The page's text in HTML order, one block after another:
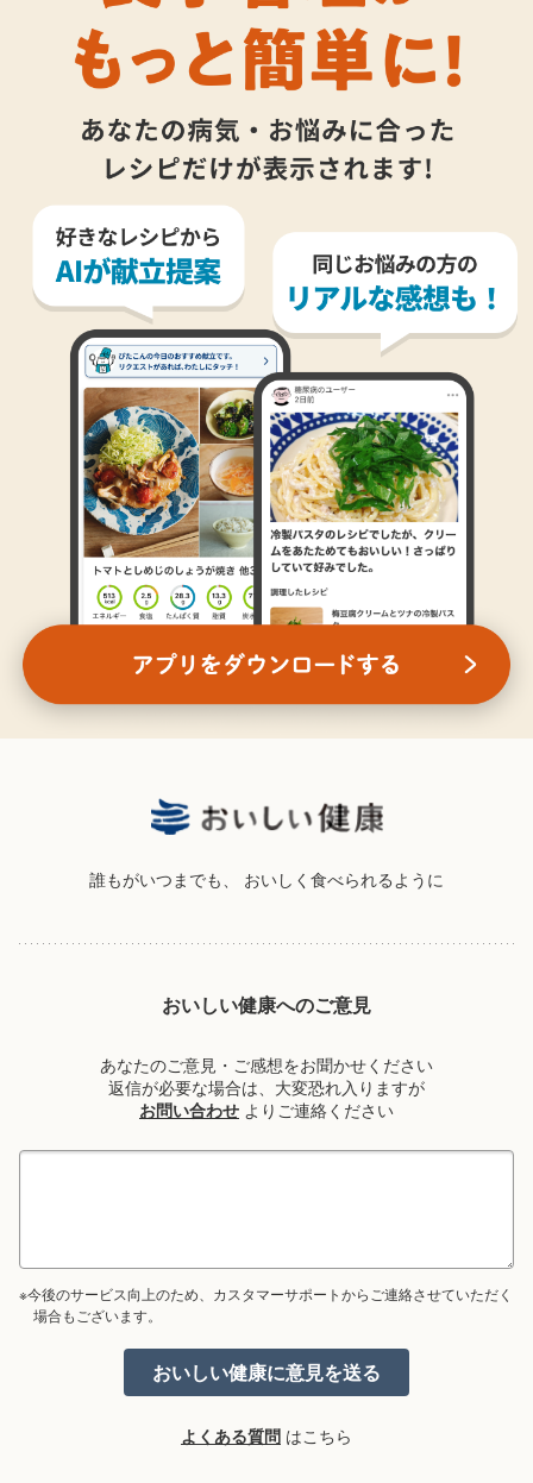
誰もがいつまでも、 おいしく食べられるように
おいしい健康へのご意見
あなたのご意見・ご感想をお聞かせください
返信が必要な場合は、大変恐れ入りますが
お問い合わせ よりご連絡ください
※今後のサービス向上のため、カスタマーサポートからご連絡させていただく
場合もございます。
よくある質問 はこちら